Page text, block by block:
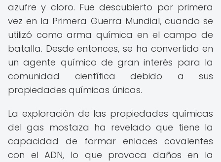
azufre y cloro. Fue descubierto por primera
vez en la Primera Guerra Mundial, cuando se
utilizó como arma química en el campo de
batalla. Desde entonces, se ha convertido en
un agente químico de gran interés para la
comunidad científica debido a sus
propiedades químicas únicas.
La exploración de las propiedades químicas
del gas mostaza ha revelado que tiene la
capacidad de formar enlaces covalentes
con el ADN, lo que provoca daños en la